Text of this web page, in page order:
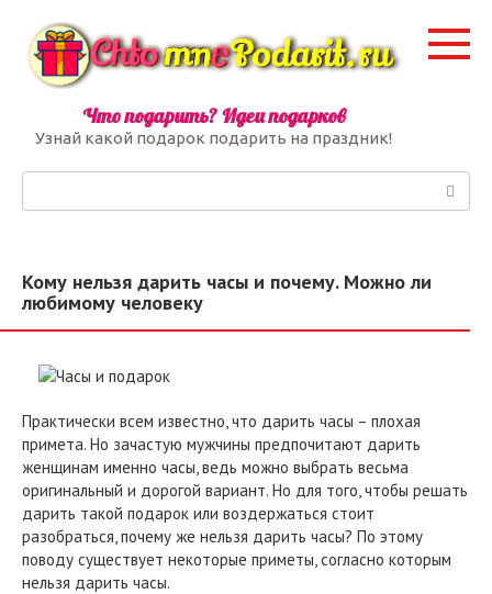
контенту
Что подарить? Идеи подарков
Узнай какой подарок подарить на праздник!
Кому нельзя дарить часы и почему. Можно ли
любимому человеку
Практически всем известно, что дарить часы – плохая
примета. Но зачастую мужчины предпочитают дарить
женщинам именно часы, ведь можно выбрать весьма
оригинальный и дорогой вариант. Но для того, чтобы решать
дарить такой подарок или воздержаться стоит
разобраться, почему же нельзя дарить часы? По этому
поводу существует некоторые приметы, согласно которым
нельзя дарить часы.